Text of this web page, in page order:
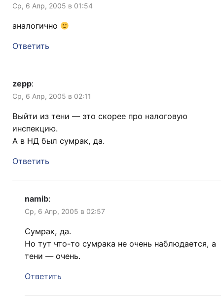
Ср, 6 Апр, 2005 в 01:54
аналогично
Ответить
zepp:
Ср, 6 Апр, 2005 в 02:11
Выйти из тени — это скорее про налоговую
инспекцию.
А в НД был сумрак, да.
Ответить
namib:
Ср, 6 Апр, 2005 в 02:57
Сумрак, да.
Но тут что-то сумрака не очень наблюдается, а
тени — очень.
Ответить